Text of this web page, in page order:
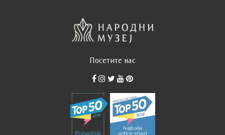
Посетите нас